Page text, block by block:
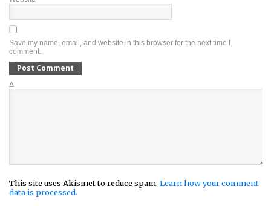
Save my name, email, and website in this browser for the next time I
comment.
Δ
This site uses Akismet to reduce spam. Learn how your comment
data is processed.